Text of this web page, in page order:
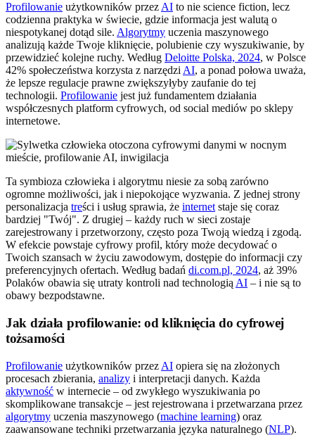
Profilowanie użytkowników przez AI to nie science fiction, lecz
codzienna praktyka w świecie, gdzie informacja jest walutą o
niespotykanej dotąd sile. Algorytmy uczenia maszynowego
analizują każde Twoje kliknięcie, polubienie czy wyszukiwanie, by
przewidzieć kolejne ruchy. Według Deloitte Polska, 2024, w Polsce
42% społeczeństwa korzysta z narzędzi AI, a ponad połowa uważa,
że lepsze regulacje prawne zwiększyłyby zaufanie do tej
technologii. Profilowanie jest już fundamentem działania
współczesnych platform cyfrowych, od social mediów po sklepy
internetowe.
Ta symbioza człowieka i algorytmu niesie za sobą zarówno
ogromne możliwości, jak i niepokojące wyzwania. Z jednej strony
personalizacja treści i usług sprawia, że internet staje się coraz
bardziej "Twój". Z drugiej – każdy ruch w sieci zostaje
zarejestrowany i przetworzony, często poza Twoją wiedzą i zgodą.
W efekcie powstaje cyfrowy profil, który może decydować o
Twoich szansach w życiu zawodowym, dostępie do informacji czy
preferencyjnych ofertach. Według badań di.com.pl, 2024, aż 39%
Polaków obawia się utraty kontroli nad technologią AI – i nie są to
obawy bezpodstawne.
Jak działa profilowanie: od kliknięcia do cyfrowej
tożsamości
Profilowanie użytkowników przez AI opiera się na złożonych
procesach zbierania, analizy i interpretacji danych. Każda
aktywność w internecie – od zwykłego wyszukiwania po
skomplikowane transakcje – jest rejestrowana i przetwarzana przez
algorytmy uczenia maszynowego (machine learning) oraz
zaawansowane techniki przetwarzania języka naturalnego (NLP).